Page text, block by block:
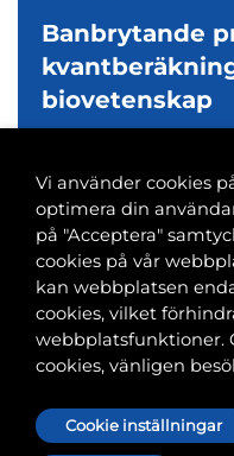
Banbrytande
biovetenskap
Vi använder cookies
optimera din
på "Acceptera"
cookies på vår
kan webbplatsen
cookies, vilket
webbplatsfunktioner.
cookies, vänligen
Cookie inställningar